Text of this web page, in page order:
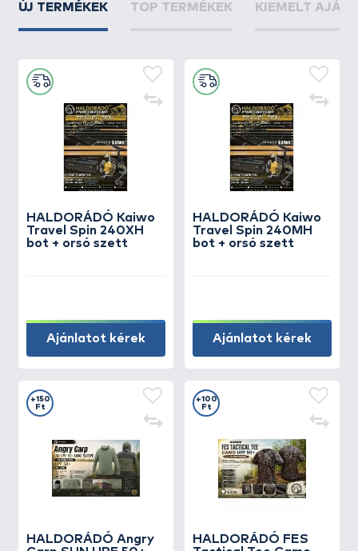
ÚJ TERMÉKEK TOP TERMÉKEK KIEMELT
HALDORÁDÓ Kaiwo
Travel Spin 240XH
bot + orsó szett
Ajánlatot kérek
HALDORÁDÓ Kaiwo
Travel Spin 240MH
bot + orsó szett
Ajánlatot kérek
HALDORÁDÓ Angry
+150
Ft
HALDORÁDÓ FES
+100
Ft